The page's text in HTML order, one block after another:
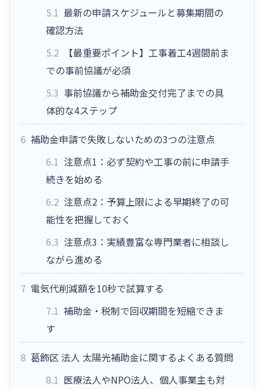
5.1 最新の申請スケジュールと募集期間の
確認方法
5.2
【最重要ポイント】工事着工4週間前ま
での事前協議が必須
5.3 事前協議から補助金交付完了までの具
体的な4ステップ
6 補助金申請で失敗しないための3つの注意点
6.1 注意点1：必ず契約や工事の前に申請手
続きを始める
6.2 注意点2：予算上限による早期終了の可
能性を把握しておく
6.3 注意点3：実績豊富な専門業者に相談し
ながら進める
7 電気代削減額を10秒で試算する
7.1 補助金・税制で回収期間を短縮できま
す
8 葛飾区 法人 太陽光補助金に関するよくある質問
8.1 医療法人やNPO法人、個人事業主も対